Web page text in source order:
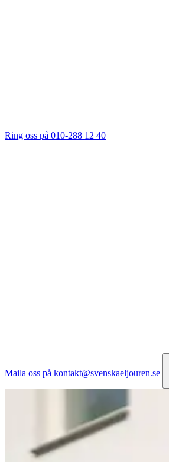
Ring oss på 010-288 12 40
Maila oss på kontakt@svenskaeljouren.se